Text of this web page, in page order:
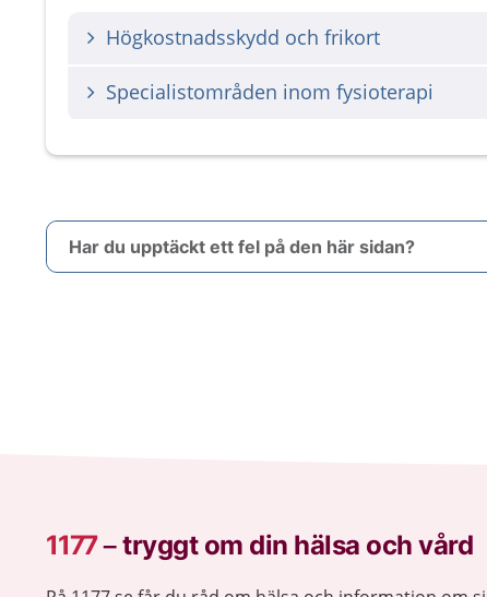
Högkostnadsskydd och frikort
Specialistområden inom fysioterapi
Har du upptäckt ett fel på den här sidan?
1177–tryggt om din hälsa och vård